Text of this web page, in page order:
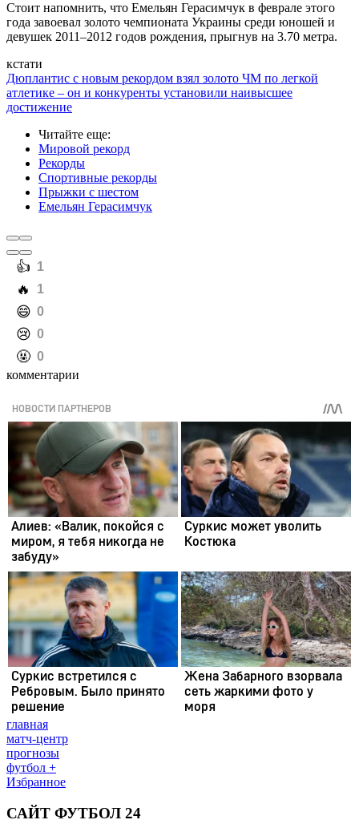
Стоит напомнить, что Емельян Герасимчук в феврале этого
года завоевал золото чемпионата Украины среди юношей и
девушек 2011–2012 годов рождения, прыгнув на 3.70 метра.
кстати
Дюплантис с новым рекордом взял золото ЧМ по легкой
атлетике – он и конкуренты установили наивысшее
достижение
Читайте еще:
Мировой рекорд
Рекорды
Спортивные рекорды
Прыжки с шестом
Емельян Герасимчук
️👍 1
️🔥 1
️😄 0
️😢 0
️🤬 0
комментарии
главная
матч-центр
прогнозы
футбол +
Избранное
САЙТ ФУТБОЛ 24